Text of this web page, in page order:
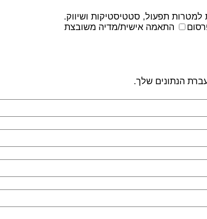
תפעול, סטטיסטיקות ושיווק.
התאמה אישית/מדיה משובצת
הנתונים שלך.